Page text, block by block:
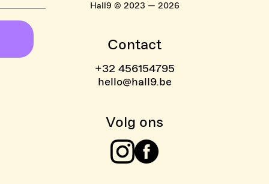
Hall9 © 2023 — 2026
Contact
+32 456154795
hello@hall9.be
Volg ons